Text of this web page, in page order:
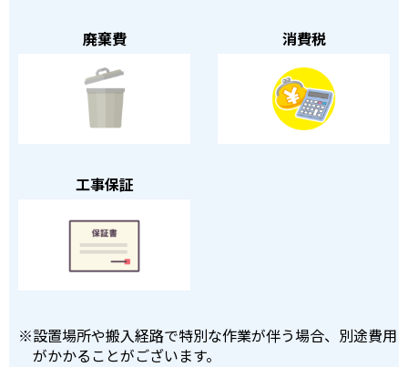
廃棄費 消費税
工事保証
※設置場所や搬入経路で特別な作業が伴う場合、別途費用
がかかることがございます。